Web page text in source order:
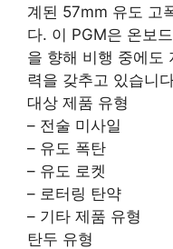
계된 57mm 유도 고
다. 이 PGM은 온보
을 향해 비행 중에도
력을 갖추고 있습니
대상 제품 유형
– 전술 미사일
– 유도 폭탄
– 유도 로켓
– 로터링 탄약
– 기타 제품 유형
탄두 유형